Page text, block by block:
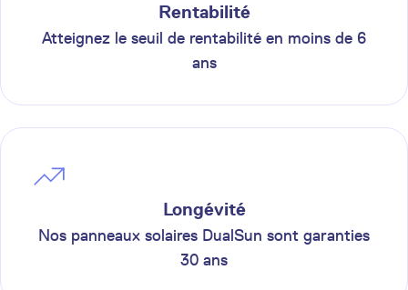
Rentabilité
Atteignez le seuil de rentabilité en moins de 6
ans
Longévité
Nos panneaux solaires DualSun sont garanties
30 ans